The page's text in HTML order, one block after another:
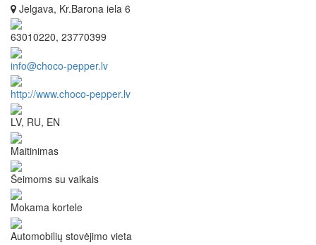
Jelgava, Kr.Barona iela 6
63010220, 23770399
info@choco-pepper.lv
http://www.choco-pepper.lv
LV, RU, EN
Maitinimas
Šeimoms su vaikais
Mokama kortele
Automobilių stovėjimo vieta